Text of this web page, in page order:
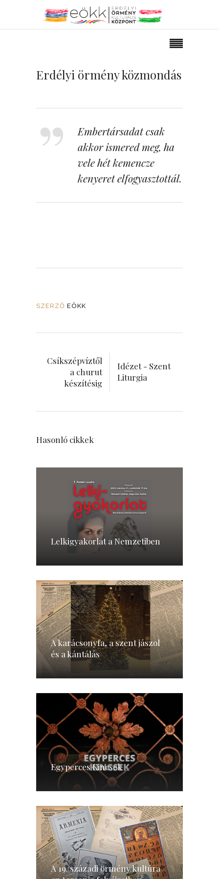
Erdélyi örmény közmondás
Embertársadat csak
akkor ismered meg, ha
vele hét kemencze
kenyeret elfogyasztottál.
SZERZŐ EÖKK
Csíkszépvíztől
a churut
készítésig
Idézet - Szent
Liturgia
Hasonló cikkek
Lelkigyakorlat a Nemzetiben
A karácsonyfa, a szent jászol
és a kántálás
Egyperces Kincsek
A 19. századi örmény kultúra